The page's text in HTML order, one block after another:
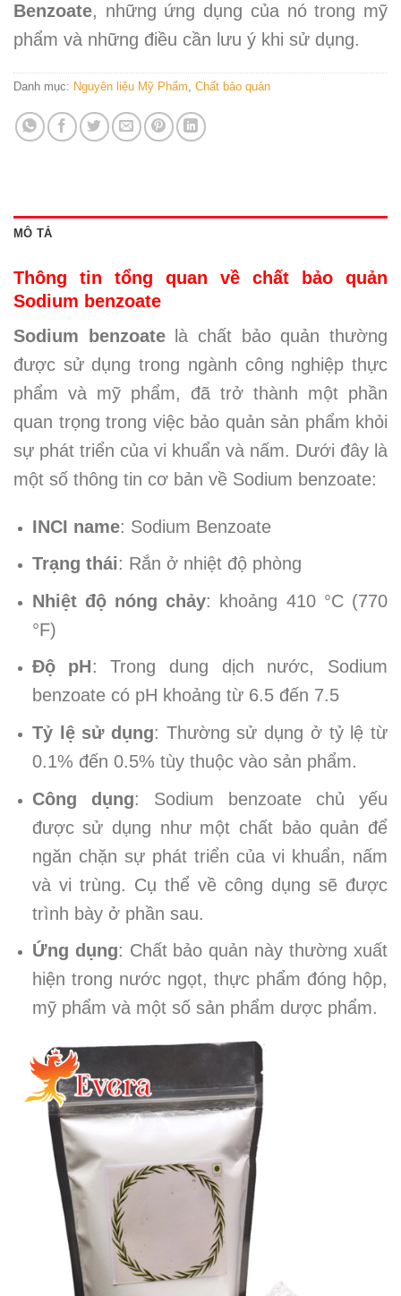
Benzoate, những ứng dụng của nó trong mỹ
phẩm và những điều cần lưu ý khi sử dụng.
Danh mục: Nguyên liệu Mỹ Phẩm, Chất bảo quản
MÔ TẢ
Thông tin tổng quan về chất bảo quản
Sodium benzoate
Sodium benzoatelà chất bảo quản thường
được sử dụng trong ngành công nghiệp thực
phẩm và mỹ phẩm, đã trở thành một phần
quan trọng trong việc bảo quản sản phẩm khỏi
sự phát triển của vi khuẩn và nấm. Dưới đây là
một số thông tin cơ bản về Sodium benzoate:
INCI name: Sodium Benzoate
Trạng thái: Rắn ở nhiệt độ phòng
Nhiệt độ nóng chảy: khoảng 410 °C (770
°F)
Độ pH: Trong dung dịch nước, Sodium
benzoate có pH khoảng từ 6.5 đến 7.5
Tỷ lệ sử dụng: Thường sử dụng ở tỷ lệ từ
0.1% đến 0.5% tùy thuộc vào sản phẩm.
Công dụng: Sodium benzoate chủ yếu
được sử dụng như một chất bảo quản để
ngăn chặn sự phát triển của vi khuẩn, nấm
và vi trùng. Cụ thể về công dụng sẽ được
trình bày ở phần sau.
Ứng dụng: Chất bảo quản này thường xuất
hiện trong nước ngọt, thực phẩm đóng hộp,
mỹ phẩm và một số sản phẩm dược phẩm.